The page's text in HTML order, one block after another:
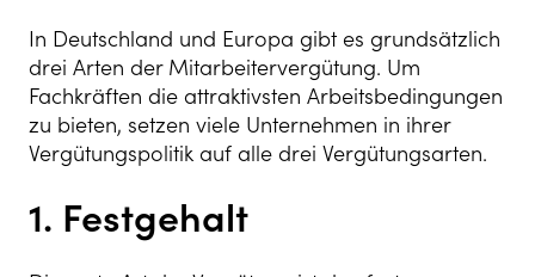
In Deutschland und Europa gibt es grundsätzlich
drei Arten der Mitarbeitervergütung. Um
Fachkräften die attraktivsten Arbeitsbedingungen
zu bieten, setzen viele Unternehmen in ihrer
Vergütungspolitik auf alle drei Vergütungsarten.
1. Festgehalt